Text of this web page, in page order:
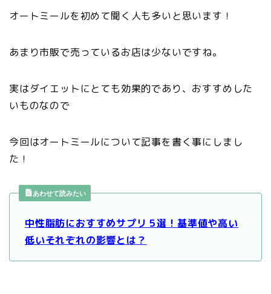
オートミールを初めて聞く人も多いと思います！
あまり市販で売っているお店は少ないですね。
実はダイエットにとても効果的であり、おすすめした
いものなので
今回はオートミールについて記事を書く事にしまし
た！
あわせて読みたい
中性脂肪におすすめサプリ５選！基準値や高い
低いそれぞれの影響とは？